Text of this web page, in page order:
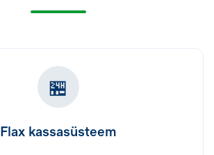
riistvara pole vaja.
🏪
Flax kassasüsteem